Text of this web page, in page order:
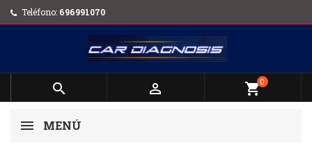
Teléfono: 696991070
  shopping_cart0
MENÚ